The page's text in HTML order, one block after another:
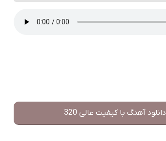
دانلود آهنگ با کیفیت عالی 320